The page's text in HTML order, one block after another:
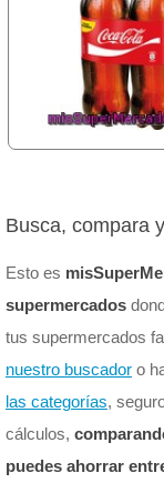
Busca, compara
Esto es
supermercados
tus supermercados
nuestro buscador o
las categorías,
cálculos,
puedes ahorrar